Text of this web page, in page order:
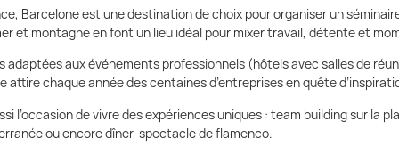
Barcelone est une destination de choix pour organiser un
et montagne en font un lieu idéal pour mixer travail, détente et
aux événements professionnels (hôtels avec salles de
chaque année des centaines d’entreprises en quête
l’occasion de vivre des expériences uniques : team building sur la
ou encore dîner-spectacle de flamenco.